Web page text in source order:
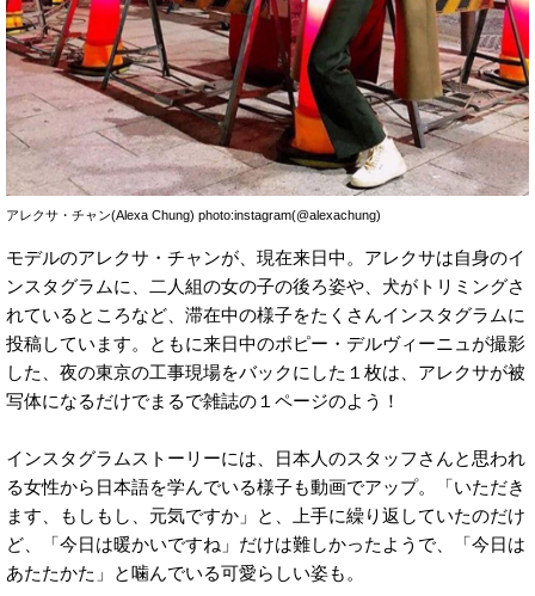
アレクサ・チャン(Alexa Chung) photo:instagram(@alexachung)
モデルのアレクサ・チャンが、現在来日中。アレクサは自身のイ
ンスタグラムに、二人組の女の子の後ろ姿や、犬がトリミングさ
れているところなど、滞在中の様子をたくさんインスタグラムに
投稿しています。ともに来日中のポピー・デルヴィーニュが撮影
した、夜の東京の工事現場をバックにした１枚は、アレクサが被
写体になるだけでまるで雑誌の１ページのよう！
インスタグラムストーリーには、日本人のスタッフさんと思われ
る女性から日本語を学んでいる様子も動画でアップ。「いただき
ます、もしもし、元気ですか」と、上手に繰り返していたのだけ
ど、「今日は暖かいですね」だけは難しかったようで、「今日は
あたたかた」と噛んでいる可愛らしい姿も。